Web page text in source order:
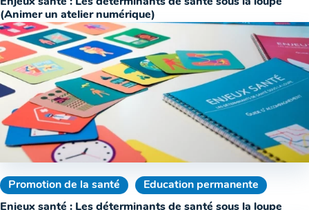
(Animer un atelier numérique)
Promotion de la santé
Education permanente
Enjeux santé : Les déterminants de santé sous la loupe